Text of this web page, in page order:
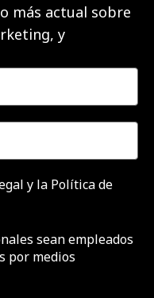
más actual sobre
y
y la Política de
sean empleados
por medios